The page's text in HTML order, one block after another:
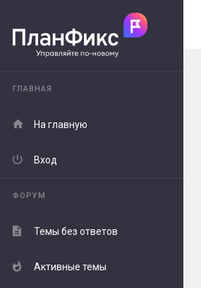
ГЛАВНАЯ
На главную
Вход
ФОРУМ
Темы без ответов
Активные темы